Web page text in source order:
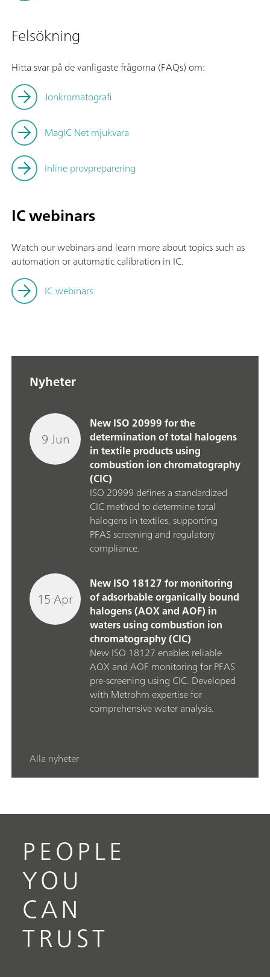
Felsökning
Hitta svar på de vanligaste frågorna (FAQs) om:
Jonkromatografi
MagIC Net mjukvara
Inline provpreparering
IC webinars
Watch our webinars and learn more about topics such as
automation or automatic calibration in IC.
IC webinars
Nyheter
9 Jun
New ISO 20999 for the
determination of total halogens
in textile products using
combustion ion chromatography
(CIC)
ISO 20999 defines a standardized
CIC method to determine total
halogens in textiles, supporting
PFAS screening and regulatory
compliance.
15 Apr
New ISO 18127 for monitoring
of adsorbable organically bound
halogens (AOX and AOF) in
waters using combustion ion
chromatography (CIC)
New ISO 18127 enables reliable
AOX and AOF monitoring for PFAS
pre‑screening using CIC. Developed
with Metrohm expertise for
comprehensive water analysis.
Alla nyheter
PEOPLE
YOU
CAN
TRUST